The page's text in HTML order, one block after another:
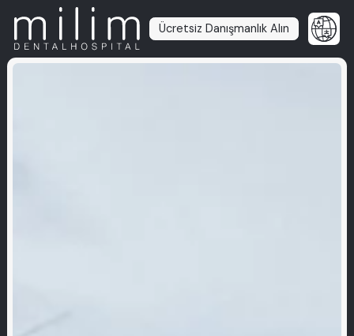
Ücretsiz Danışmanlık Alın